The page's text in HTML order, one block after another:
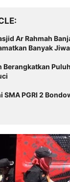
Ar Rahmah
Banyak Jiwa
Berangkatkan
SMA PGRI 2